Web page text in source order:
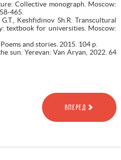
Collective monograph. Moscow:
465.
Keshfidinov Sh.R. Transcultural
textbook for universities. Moscow:
and stories. 2015. 104 p.
sun. Yerevan: Van Aryan, 2022. 64
ВПЕРЕД